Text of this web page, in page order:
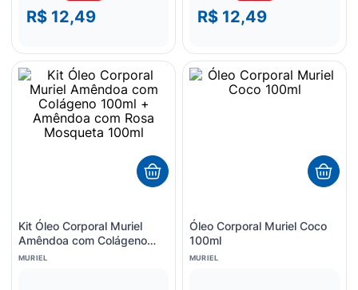
R$ 12,49 R$ 12,49
Kit Óleo Corporal Muriel
Amêndoa com Colágeno
100ml + Amêndoa com
MURIEL
Óleo Corporal Muriel Coco
100ml
MURIEL